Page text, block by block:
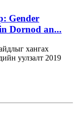
Gender
Dornod an...
хангах
уулзалт 2019